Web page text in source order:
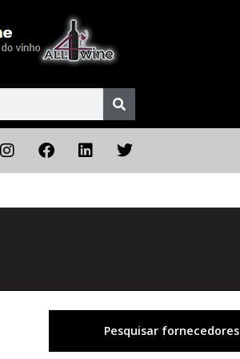
Próximo
Pesquisar fornecedores